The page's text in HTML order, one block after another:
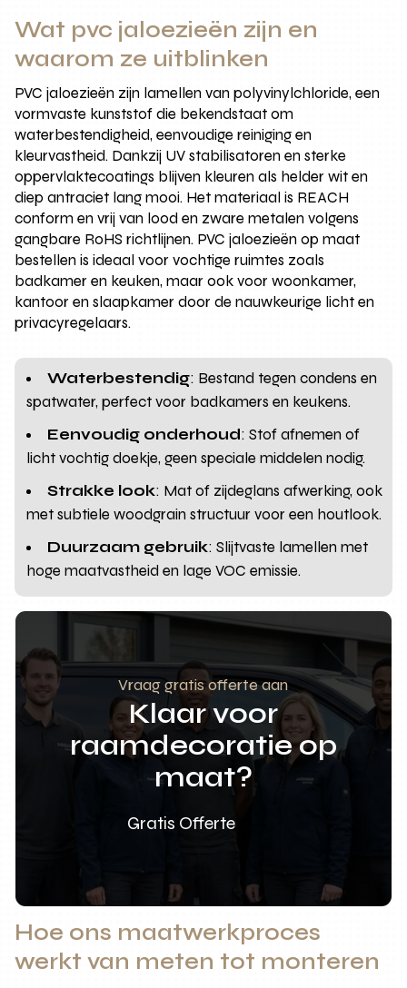
Wat pvc jaloezieën zijn en
waarom ze uitblinken
PVC jaloezieën zijn lamellen van polyvinylchloride, een
vormvaste kunststof die bekendstaat om
waterbestendigheid, eenvoudige reiniging en
kleurvastheid. Dankzij UV stabilisatoren en sterke
oppervlaktecoatings blijven kleuren als helder wit en
diep antraciet lang mooi. Het materiaal is REACH
conform en vrij van lood en zware metalen volgens
gangbare RoHS richtlijnen. PVC jaloezieën op maat
bestellen is ideaal voor vochtige ruimtes zoals
badkamer en keuken, maar ook voor woonkamer,
kantoor en slaapkamer door de nauwkeurige licht en
privacyregelaars.
Waterbestendig: Bestand tegen condens en
spatwater, perfect voor badkamers en keukens.
Eenvoudig onderhoud: Stof afnemen of
licht vochtig doekje, geen speciale middelen nodig.
Strakke look: Mat of zijdeglans afwerking, ook
met subtiele woodgrain structuur voor een houtlook.
Duurzaam gebruik: Slijtvaste lamellen met
hoge maatvastheid en lage VOC emissie.
Vraag gratis offerte aan
Klaar voor
raamdecoratie op
maat?
Gratis Offerte
Hoe ons maatwerkproces
werkt van meten tot monteren